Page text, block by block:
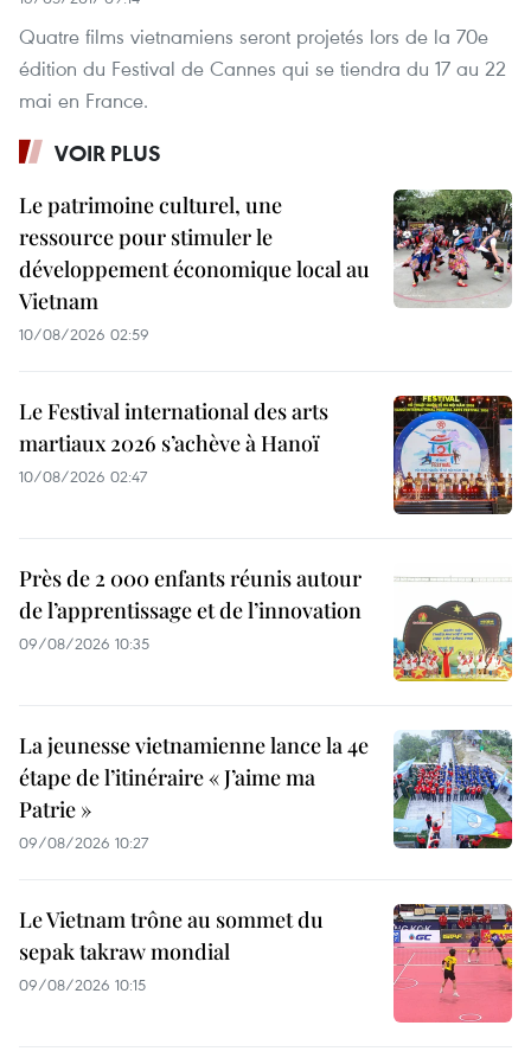
Quatre films vietnamiens seront projetés lors de la 70e
édition du Festival de Cannes qui se tiendra du 17 au 22
mai en France.
VOIR PLUS
Le patrimoine culturel, une
ressource pour stimuler le
développement économique local au
Vietnam
10/08/2026 02:59
Le Festival international des arts
martiaux 2026 s’achève à Hanoï
10/08/2026 02:47
Près de 2 000 enfants réunis autour
de l’apprentissage et de l’innovation
09/08/2026 10:35
La jeunesse vietnamienne lance la 4e
étape de l’itinéraire « J’aime ma
Patrie »
09/08/2026 10:27
Le Vietnam trône au sommet du
sepak takraw mondial
09/08/2026 10:15